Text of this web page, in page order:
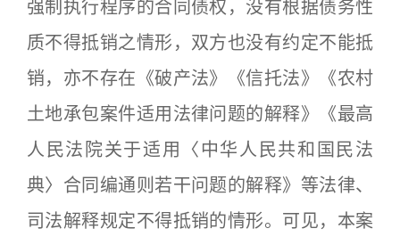
强制执行程序的合同债权，没有根据债务性
质不得抵销之情形，双方也没有约定不能抵
销，亦不存在《破产法》《信托法》《农村
土地承包案件适用法律问题的解释》《最高
人民法院关于适用〈中华人民共和国民法
典〉合同编通则若干问题的解释》等法律、
司法解释规定不得抵销的情形。可见，本案